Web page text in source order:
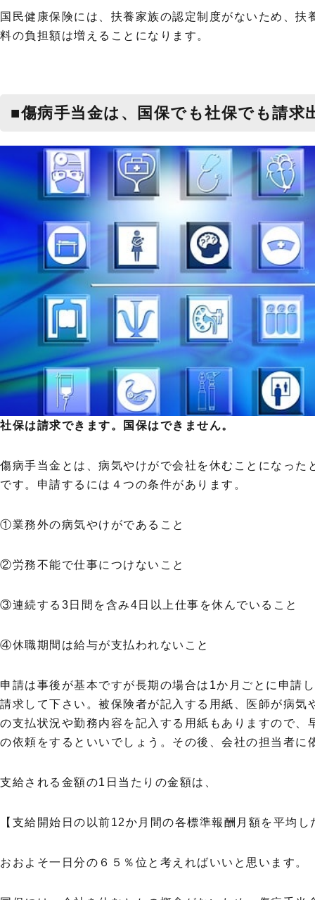
国民健康保険には、扶養家族の認定制度がないため、
料の負担額は増えることになります。
■傷病手当金は、国保でも社保でも請
社保は請求できます。国保はできません。
傷病手当金とは、病気やけがで会社を休むことになっ
です。申請するには４つの条件があります。
①業務外の病気やけがであること
②労務不能で仕事につけないこと
③連続する3日間を含み4日以上仕事を休んでいること
④休職期間は給与が支払われないこと
申請は事後が基本ですが長期の場合は1か月ごとに申請
請求して下さい。被保険者が記入する用紙、医師が病
の支払状況や勤務内容を記入する用紙もありますので
の依頼をするといいでしょう。その後、会社の担当者に
支給される金額の1日当たりの金額は、
【支給開始日の以前12か月間の各標準報酬月額を平均
おおよそ一日分の６５％位と考えればいいと思います。